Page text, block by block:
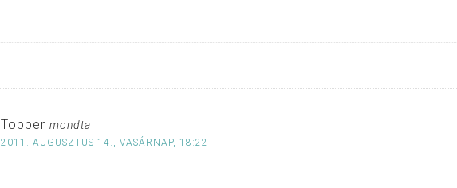
Tobber mondta
2011. AUGUSZTUS 14., VASÁRNAP, 18:22